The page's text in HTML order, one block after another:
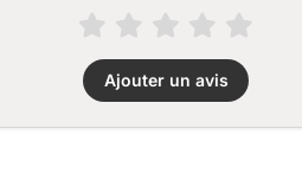
Ajouter un avis